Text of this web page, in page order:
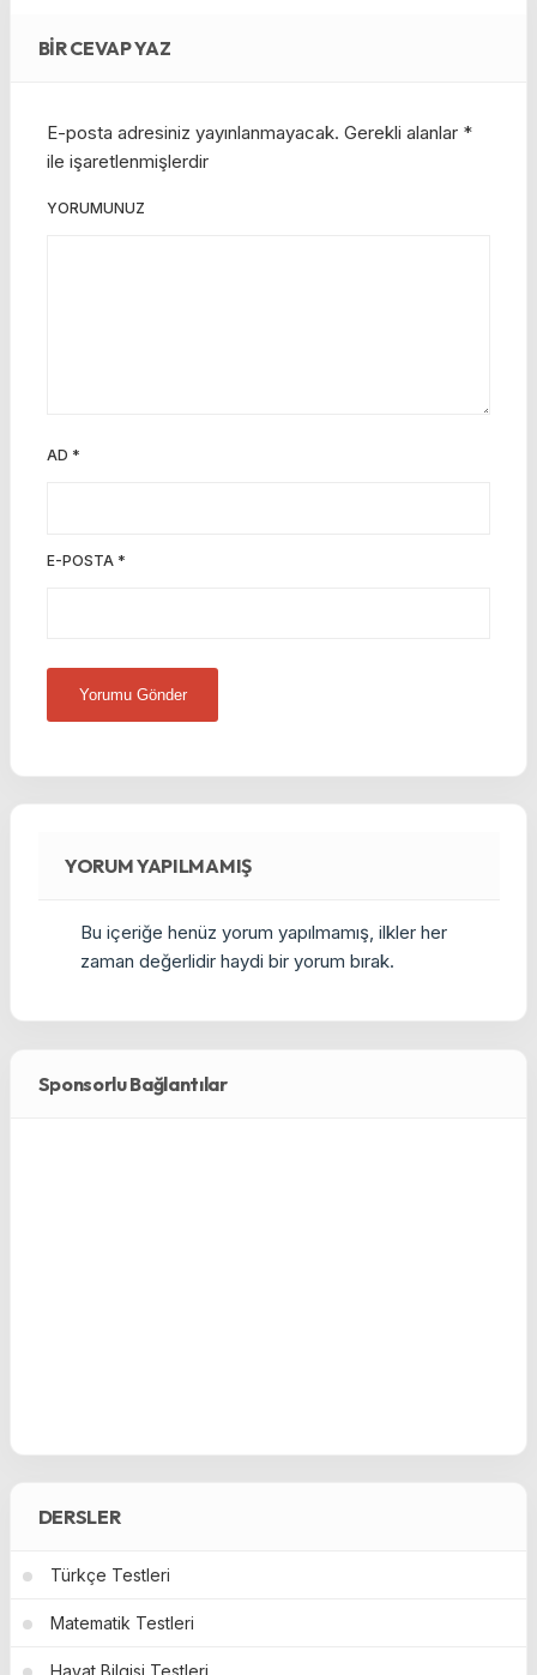
BIR CEVAP YAZ
E-posta adresiniz yayınlanmayacak. Gerekli alanlar *
ile işaretlenmişlerdir
YORUMUNUZ
AD *
E-POSTA *
YORUM YAPILMAMIŞ
Bu içeriğe henüz yorum yapılmamış, ilkler her
zaman değerlidir haydi bir yorum bırak.
Sponsorlu Bağlantılar
DERSLER
Türkçe Testleri
Matematik Testleri